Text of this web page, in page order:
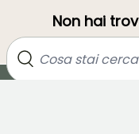
Non hai